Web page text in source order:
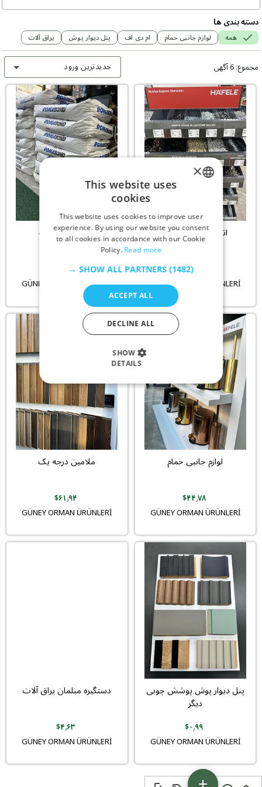
دسته بندی ها
همه لوازم جانبی حمام ام دی اف پنل دیوار پوش یراق آلات
مجموع: 6 آگهی جدیدترین ورود
اتصالات یراق آلات
‎$۸٫۵۱
GÜNEY ORMAN ÜRÜNLERİ
چسب یراق آلات
‎$۶۴٫۱۸
GÜNEY ORMAN ÜRÜNLERİ
لوازم جانبی حمام
‎$۴۴٫۷۸
GÜNEY ORMAN ÜRÜNLERİ
ملامین درجه یک
‎$۶۱٫۹۴
GÜNEY ORMAN ÜRÜNLERİ
پنل دیوار پوش پوشش چوبی
دیگر
‎$۰٫۹۹
GÜNEY ORMAN ÜRÜNLERİ
دستگیره مبلمان یراق آلات
‎$۴٫۶۳
GÜNEY ORMAN ÜRÜNLERİ
GERMAN
RUSSIAN
×
This website uses
cookies
This website uses cookies to improve user
experience. By using our website you consent
to all cookies in accordance with our Cookie
Policy. Read more
SHOW ALL PARTNERS (1482) →
ACCEPT ALL
DECLINE ALL
SHOW
DETAILS